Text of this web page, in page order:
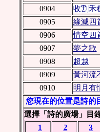
0904
收割禾
0905
緣滅四
0906
情空四
0907
夢之歌
0908
超越
0909
黃河流
0910
明月有
您現在的位置是詩的
選擇「詩的廣場」目
1
2 3